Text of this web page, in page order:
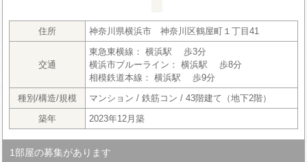
住所 神奈川県横浜市 神奈川区鶴屋町１丁目41
交通
東急東横線： 横浜駅 歩3分
横浜市ブルーライン： 横浜駅 歩8分
相模鉄道本線： 横浜駅 歩9分
種別/構造/規模
マンション / 鉄筋コン / 43階建て（地下2階）
築年
2023年12月築
1部屋の募集があります